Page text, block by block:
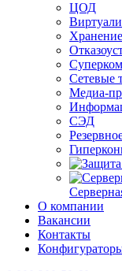
ЦОД
Сетевые
Медиа-
СЭД
О компании
Вакансии
Контакты